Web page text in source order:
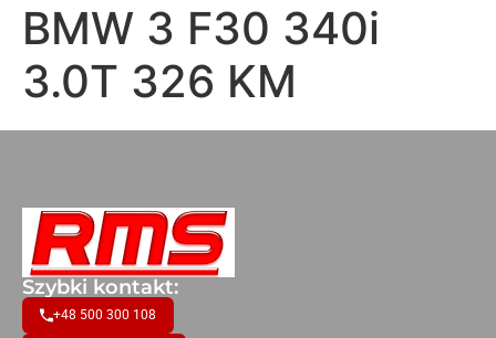
BMW 3 F30 340i
3.0T 326 KM
Szybki kontakt:
+48 500 300 108